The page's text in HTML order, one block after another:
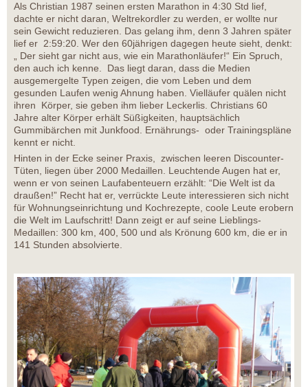
Als Christian 1987 seinen ersten Marathon in 4:30 Std lief,
dachte er nicht daran, Weltrekordler zu werden, er wollte nur
sein Gewicht reduzieren. Das gelang ihm, denn 3 Jahren später
lief er 2:59:20. Wer den 60jährigen dagegen heute sieht, denkt:
„ Der sieht gar nicht aus, wie ein Marathonläufer!“ Ein Spruch,
den auch ich kenne. Das liegt daran, dass die Medien
ausgemergelte Typen zeigen, die vom Leben und dem
gesunden Laufen wenig Ahnung haben. Vielläufer quälen nicht
ihren Körper, sie geben ihm lieber Leckerlis. Christians 60
Jahre alter Körper erhält Süßigkeiten, hauptsächlich
Gummibärchen mit Junkfood. Ernährungs- oder Trainingspläne
kennt er nicht.
Hinten in der Ecke seiner Praxis, zwischen leeren Discounter-
Tüten, liegen über 2000 Medaillen. Leuchtende Augen hat er,
wenn er von seinen Laufabenteuern erzählt: “Die Welt ist da
draußen!” Recht hat er, verrückte Leute interessieren sich nicht
für Wohnungseinrichtung und Kochrezepte, coole Leute erobern
die Welt im Laufschritt! Dann zeigt er auf seine Lieblings-
Medaillen: 300 km, 400, 500 und als Krönung 600 km, die er in
141 Stunden absolvierte.